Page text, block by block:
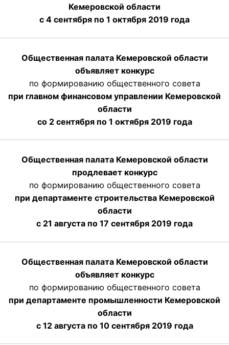
Кемеровской области
с 4 сентября по 1 октября 2019 года
Общественная палата Кемеровской области
объявляет конкурс
по формированию общественного совета
при главном финансовом управлении Кемеровской
области
со 2 сентября по 1 октября 2019 года
Общественная палата Кемеровской области
продлевает конкурс
по формированию общественного совета
при департаменте строительства Кемеровской
области
с 21 августа по 17 сентября 2019 года
Общественная палата Кемеровской области
объявляет конкурс
по формированию общественного совета
при департаменте промышленности Кемеровской
области
с 12 августа по 10 сентября 2019 года